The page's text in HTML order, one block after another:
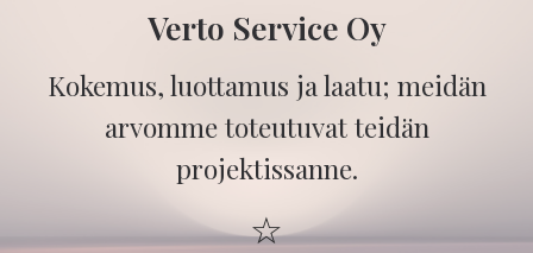
Verto Service Oy
Kokemus, luottamus ja laatu; meidän
arvomme toteutuvat teidän
projektissanne.
☆